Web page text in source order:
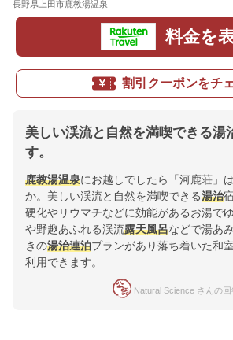
長野県上田市鹿教湯温泉
料金を
割引クーポンをチ
美しい渓流と自然を満喫できる湯
す。
鹿教湯温泉にお越しでしたら「河鹿荘」
か。美しい渓流と自然を満喫できる湯治
硬化やリウマチなどに効能があるお湯で
や野趣あふれる渓流露天風呂などで湯あ
きの湯治連泊プランがあり落ち着いた和
利用できます。
Natural Science さんの回